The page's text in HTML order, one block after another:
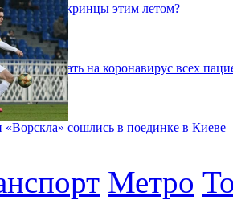
отдыхать укринцы этим летом?
тестировать на коронавирус всех
сошлись в поединке в Киеве
Метро